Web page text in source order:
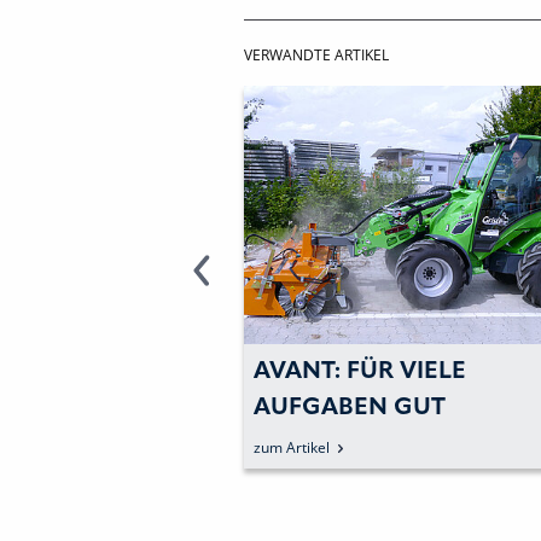
VERWANDTE ARTIKEL
AVANT
EIN SEHR